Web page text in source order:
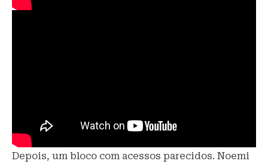
Depois, um bloco com acessos parecidos. Noemi